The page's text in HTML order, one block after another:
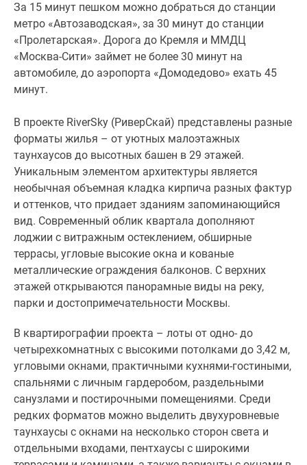
За 15 минут пешком можно добраться до станции
метро «Автозаводская», за 30 минут до станции
«Пролетарская». Дорога до Кремля и ММДЦ
«Москва-Сити» займет не более 30 минут на
автомобиле, до аэропорта «Домодедово» ехать 45
минут.
В проекте RiverSky (РиверСкай) представлены разные
форматы жилья – от уютных малоэтажных
таунхаусов до высотных башен в 29 этажей.
Уникальным элементом архитектуры является
необычная объемная кладка кирпича разных фактур
и оттенков, что придает зданиям запоминающийся
вид. Современный облик квартала дополняют
лоджии с витражным остеклением, обширные
террасы, угловые высокие окна и кованые
металлические ограждения балконов. С верхних
этажей открываются панорамные виды на реку,
парки и достопримечательности Москвы.
В квартирографии проекта – лоты от одно- до
четырехкомнатных с высокими потолками до 3,42 м,
угловыми окнами, практичными кухнями-гостиными,
спальнями с личным гардеробом, раздельными
санузлами и постирочными помещениями. Среди
редких форматов можно выделить двухуровневые
таунхаусы с окнами на несколько сторон света и
отдельными входами, пентхаусы с широкими